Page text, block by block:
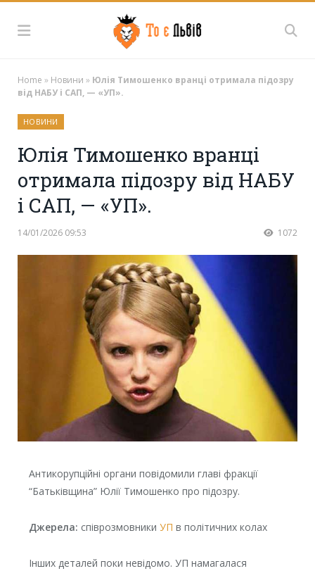
Home » Новини » Юлія Тимошенко вранці отримала підозру
від НАБУ і САП, — «УП».
НОВИНИ
Юлія Тимошенко вранці
отримала підозру від НАБУ
і САП, — «УП».
14/01/2026 09:53 1072
Антикорупційні органи повідомили главі фракції
“Батьківщина” Юлії Тимошенко про підозру.
Джерела: співрозмовники УП в політичних колах
Інших деталей поки невідомо. УП намагалася